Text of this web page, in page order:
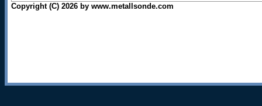
Copyright (C) 2026 by www.metallsonde.com